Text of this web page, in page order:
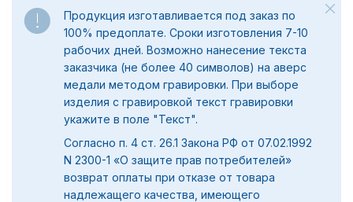
Продукция изготавливается под заказ по
100% предоплате. Сроки изготовления 7-10
рабочих дней. Возможно нанесение текста
заказчика (не более 40 символов) на аверс
медали методом гравировки. При выборе
изделия с гравировкой текст гравировки
укажите в поле "Текст".
Согласно п. 4 ст. 26.1 Закона РФ от 07.02.1992
N 2300-1 «О защите прав потребителей»
возврат оплаты при отказе от товара
надлежащего качества, имеющего